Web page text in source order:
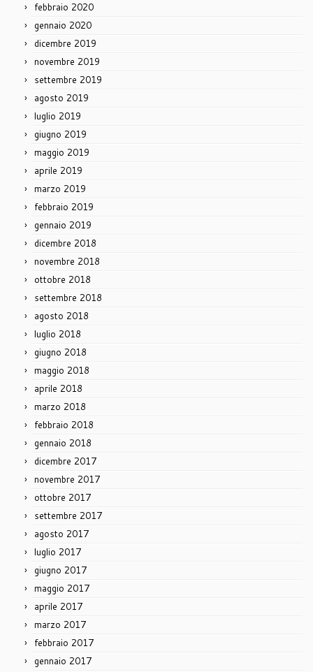
febbraio 2020
gennaio 2020
dicembre 2019
novembre 2019
settembre 2019
agosto 2019
luglio 2019
giugno 2019
maggio 2019
aprile 2019
marzo 2019
febbraio 2019
gennaio 2019
dicembre 2018
novembre 2018
ottobre 2018
settembre 2018
agosto 2018
luglio 2018
giugno 2018
maggio 2018
aprile 2018
marzo 2018
febbraio 2018
gennaio 2018
dicembre 2017
novembre 2017
ottobre 2017
settembre 2017
agosto 2017
luglio 2017
giugno 2017
maggio 2017
aprile 2017
marzo 2017
febbraio 2017
gennaio 2017